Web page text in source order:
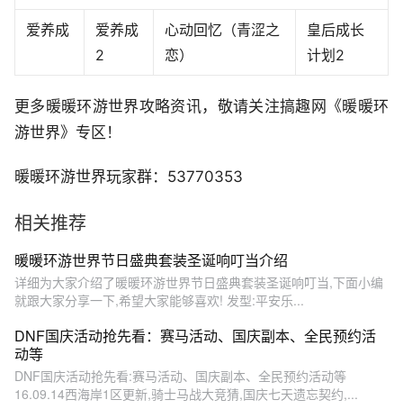
爱养成
爱养成
2
心动回忆（青涩之
恋）
皇后成长
计划2
更多暖暖环游世界攻略资讯，敬请关注搞趣网《暖暖环
游世界》专区！
暖暖环游世界玩家群：53770353
相关推荐
暖暖环游世界节日盛典套装圣诞响叮当介绍
详细为大家介绍了暖暖环游世界节日盛典套装圣诞响叮当,下面小编
就跟大家分享一下,希望大家能够喜欢! 发型:平安乐...
DNF国庆活动抢先看：赛马活动、国庆副本、全民预约活
动等
DNF国庆活动抢先看:赛马活动、国庆副本、全民预约活动等
16.09.14西海岸1区更新,骑士马战大竞猜,国庆七天遗忘契约,...